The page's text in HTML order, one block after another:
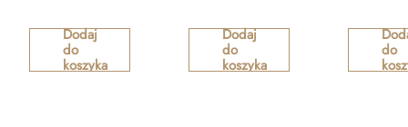
Dodaj
do
koszyka
Dodaj
do
koszyka
do